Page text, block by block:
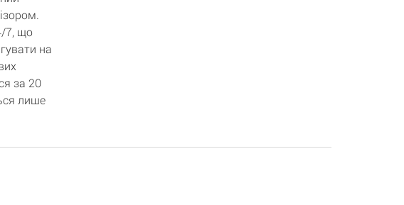
7, що
на
за 20
лише